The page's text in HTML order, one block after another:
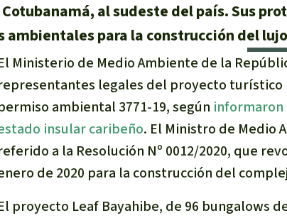
al sudeste del país. Sus
ambientales para la construcción del
Ministerio de Medio Ambiente de la
legales del proyecto turístico
ambiental 3771-19, según informaron
insular caribeño. El Ministro de Medio
a la Resolución Nº 0012/2020, que
de 2020 para la construcción del
proyecto Leaf Bayahibe, de 96 bungalows